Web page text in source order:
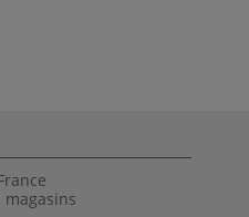
magasins